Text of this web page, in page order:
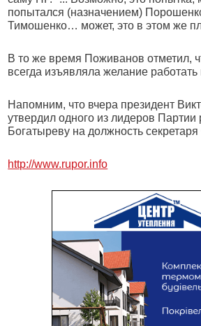
попытался (назначением)
Тимошенко… может, это в этом же
В то же время Поживанов отметил,
всегда изъявляла желание
Напомним, что вчера президент
утвердил одного из лидеров Партии
Богатыреву на должность
http://www.rupor.info